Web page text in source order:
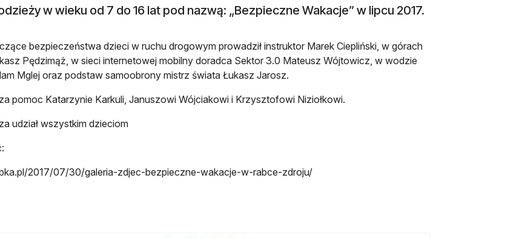
w wieku od 7 do 16 lat pod nazwą: „Bezpieczne Wakacje” w lipcu 2017.
bezpieczeństwa dzieci w ruchu drogowym prowadził instruktor Marek Ciepliński, w górach
Pędzimąż, w sieci internetowej mobilny doradca Sektor 3.0 Mateusz Wójtowicz, w wodzie
Mglej oraz podstaw samoobrony mistrz świata Łukasz Jarosz.
pomoc Katarzynie Karkuli, Januszowi Wójciakowi i Krzysztofowi Niziołkowi.
udział wszystkim dzieciom
2017/07/30/galeria-zdjec-bezpieczne-wakacje-w-rabce-zdroju/